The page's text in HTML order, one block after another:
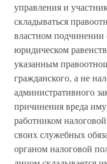
управления и
складываться
властном
юридическом
указанным
гражданского, а не
административного
причинения вреда
работником
своих служебных
органом налоговой